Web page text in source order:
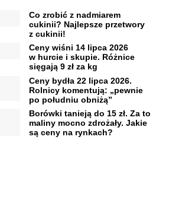
Co zrobić z nadmiarem
cukinii? Najlepsze przetwory
z cukinii!
Ceny wiśni 14 lipca 2026
w hurcie i skupie. Różnice
sięgają 9 zł za kg
Ceny bydła 22 lipca 2026.
Rolnicy komentują: „pewnie
po południu obniżą”
Borówki tanieją do 15 zł. Za to
maliny mocno zdrożały. Jakie
są ceny na rynkach?